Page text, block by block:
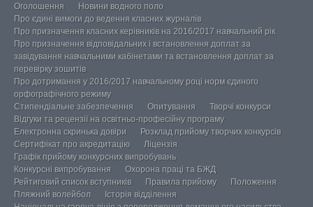
Оголошення
Новини водного поло
Про єдині вимоги до ведення класних журналів
Про призначення класних керівників на 2016/2017 навчальний рік
Про призначення відповідальних і встановлення доплат за
завідування навчальними кабінетами та встановлення доплат за
перевірку зошитів
Про дотримання у 2016/2017 навчальному році норм єдиного
орфографічного режиму
Стипендіальне забезпечення
Опитування
Творчі конкурси
Відгуки та рецензії на освітньо-професійну програму
Електронна скринька довіри
Розклад прийому творчих конкурсів
Сертифікат про акредитацію
Ліцензія
Графік прийому конкурсних випробувань
Конкурсні випробування
Охорона праці та БЖД
Рейтиговий список вступників
Правила прийому
Положення
Пляжний волейбол
Історія відділення